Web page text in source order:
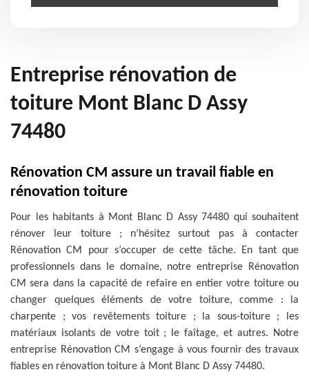
Entreprise rénovation de
toiture Mont Blanc D Assy
74480
Rénovation CM assure un travail fiable en
rénovation toiture
Pour les habitants à Mont Blanc D Assy 74480 qui souhaitent
rénover leur toiture ; n’hésitez surtout pas à contacter
Rénovation CM pour s’occuper de cette tâche. En tant que
professionnels dans le domaine, notre entreprise Rénovation
CM sera dans la capacité de refaire en entier votre toiture ou
changer quelques éléments de votre toiture, comme : la
charpente ; vos revêtements toiture ; la sous-toiture ; les
matériaux isolants de votre toit ; le faîtage, et autres. Notre
entreprise Rénovation CM s’engage à vous fournir des travaux
fiables en rénovation toiture à Mont Blanc D Assy 74480.